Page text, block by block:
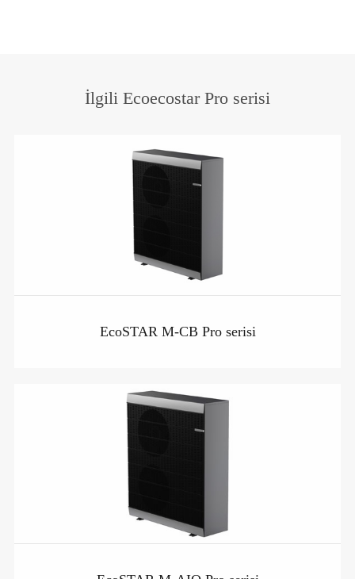
İlgili Ecoecostar Pro serisi
EcoSTAR M-CB Pro serisi